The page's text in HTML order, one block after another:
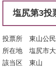
塩尻第3投
投票所 東山公
所在地 塩尻市
該当区 東山